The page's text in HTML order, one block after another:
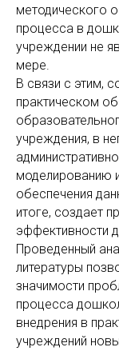
методического
процесса в
учреждении не
мере.
В связи с этим,
практическом
учреждения, в
моделированию
обеспечения
итоге, создает
эффективности
Проведенный
литературы
значимости
процесса
внедрения в
учреждений